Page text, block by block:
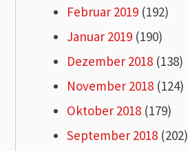
Februar 2019 (192)
Januar 2019 (190)
Dezember 2018 (138)
November 2018 (124)
Oktober 2018 (179)
September 2018 (202)